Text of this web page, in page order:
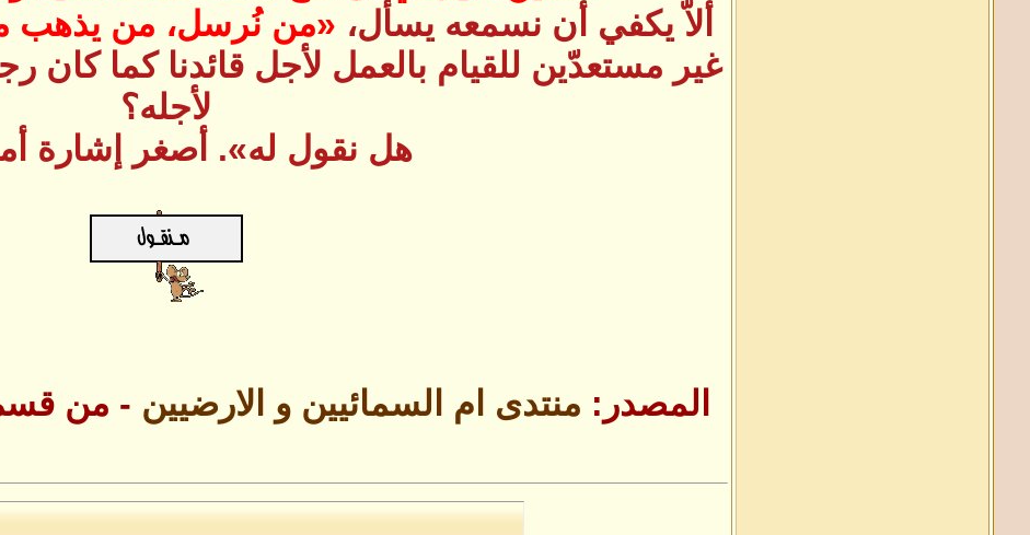
ألاّ يكفي أن نسمعه يسأل، «من نُرسل، من يذهب
غير مستعدّين للقيام بالعمل لأجل قائدنا كما كان
لأجله؟
هل نقول له». أصغر إشارة
المصدر: منتدى ام السمائيين و الارضيين - من